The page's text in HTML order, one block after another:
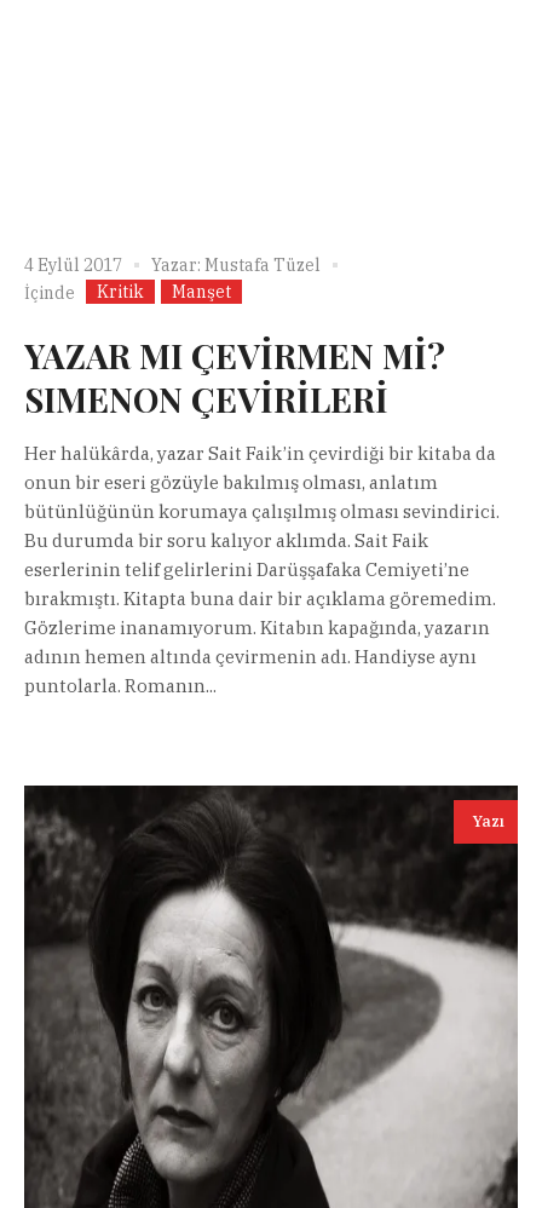
4 Eylül 2017 Yazar: Mustafa Tüzel
İçinde
Kritik Manşet
YAZAR MI ÇEVİRMEN Mİ?
SIMENON ÇEVİRİLERİ
Her halükârda, yazar Sait Faik’in çevirdiği bir kitaba da
onun bir eseri gözüyle bakılmış olması, anlatım
bütünlüğünün korumaya çalışılmış olması sevindirici.
Bu durumda bir soru kalıyor aklımda. Sait Faik
eserlerinin telif gelirlerini Darüşşafaka Cemiyeti’ne
bırakmıştı. Kitapta buna dair bir açıklama göremedim.
Gözlerime inanamıyorum. Kitabın kapağında, yazarın
adının hemen altında çevirmenin adı. Handiyse aynı
puntolarla. Romanın...
Yazı